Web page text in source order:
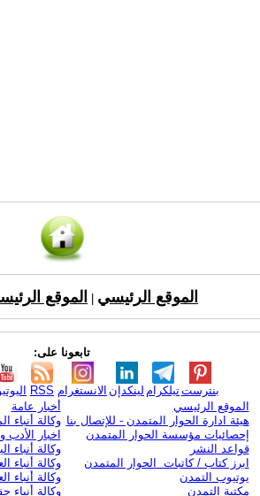
الموقع الرئيسي الموقع
تابعونا على:
RSS الانستغرام لينكدإن تيلكرامبنترست
الموقع الرئيسي
هيئة ادارة الحوار المتمدن - للإتصال بنا
إحصائيات مؤسسة الحوار المتمدن
قواعد النشر
ابرز كتاب / كاتبات الحوار المتمدن
يوتيوب التمدن
مكتبة التمدن
أخبار عامة
وكالة أنباء
اخبار الأدب
وكالة أنباء
وكالة أنباء
وكالة أنباء
وكالة أنباء